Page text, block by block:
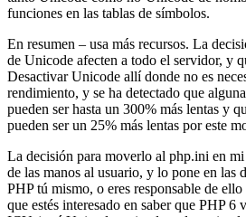
funciones en las tablas de símbolos.
En resumen – usa más recursos. La
de Unicode afecten a todo el servidor, y
Desactivar Unicode allí donde no es
rendimiento, y se ha detectado que
pueden ser hasta un 300% más lentas y
pueden ser un 25% más lentas por este
La decisión para moverlo al php.ini en
de las manos al usuario, y lo pone en las
PHP tú mismo, o eres responsable de
que estés interesado en saber que PHP 6